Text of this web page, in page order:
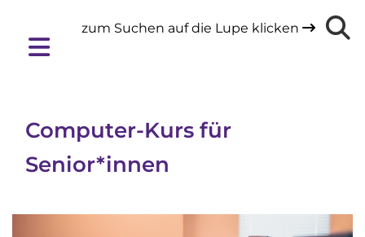
zum Suchen auf die Lupe klicken
Computer-Kurs für
Senior*innen